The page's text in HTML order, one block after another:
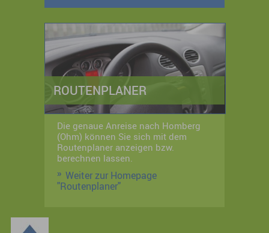
ROUTENPLANER
Die genaue Anreise nach Homberg
(Ohm) können Sie sich mit dem
Routenplaner anzeigen bzw.
berechnen lassen.
Weiter zur Homepage
"Routenplaner"